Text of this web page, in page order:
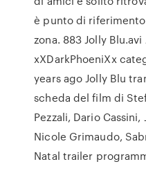
è punto di
zona. 883 Jolly
xXDarkPhoeniXx
years ago Jolly Blu
scheda del film di
Pezzali, Dario
Nicole Grimaudo,
Natal trailer